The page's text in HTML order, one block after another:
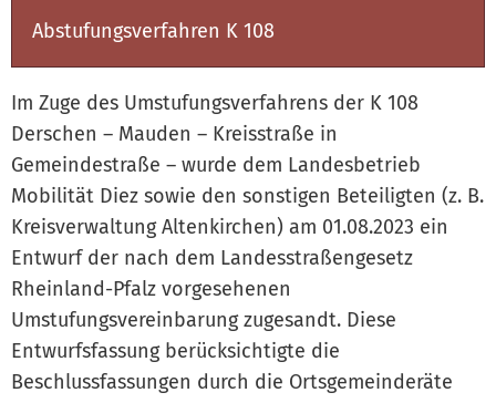
Abstufungsverfahren K 108
Im Zuge des Umstufungsverfahrens der K 108
Derschen – Mauden – Kreisstraße in
Gemeindestraße – wurde dem Landesbetrieb
Mobilität Diez sowie den sonstigen Beteiligten (z. B.
Kreisverwaltung Altenkirchen) am 01.08.2023 ein
Entwurf der nach dem Landesstraßengesetz
Rheinland-Pfalz vorgesehenen
Umstufungsvereinbarung zugesandt. Diese
Entwurfsfassung berücksichtigte die
Beschlussfassungen durch die Ortsgemeinderäte